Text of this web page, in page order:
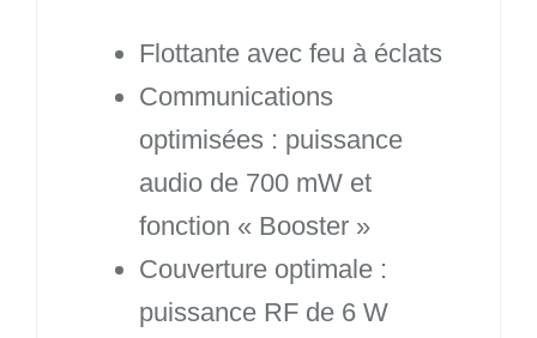
Flottante avec feu à éclats
Communications
optimisées : puissance
audio de 700 mW et
fonction « Booster »
Couverture optimale :
puissance RF de 6 W